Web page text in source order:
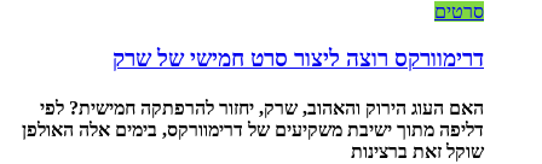
סרטים
דרימוורקס רוצה ליצור סרט חמישי של שרק
האם העוג הירוק והאהוב, שרק, יחזור להרפתקה חמישית? לפי
דליפה מתוך ישיבת משקיעים של דרימוורקס, בימים אלה האולפן
שוקל זאת ברצינות